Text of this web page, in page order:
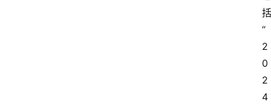
括
“
2
0
2
4